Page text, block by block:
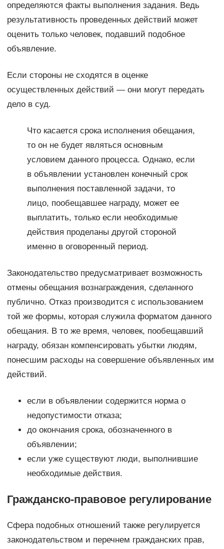
определяются факты выполнения задания. Ведь
результативность проведенных действий может
оценить только человек, подавший подобное
объявление.
Если стороны не сходятся в оценке
осуществленных действий — они могут передать
дело в суд.
Что касается срока исполнения обещания,
то он не будет являться основным
условием данного процесса. Однако, если
в объявлении установлен конечный срок
выполнения поставленной задачи, то
лицо, пообещавшее награду, может ее
выплатить, только если необходимые
действия проделаны другой стороной
именно в оговоренный период.
Законодательство предусматривает возможность
отмены обещания вознаграждения, сделанного
публично. Отказ производится с использованием
той же формы, которая служила форматом данного
обещания. В то же время, человек, пообещавший
награду, обязан компенсировать убытки людям,
понесшим расходы на совершение объявленных им
действий.
если в объявлении содержится норма о
недопустимости отказа;
до окончания срока, обозначенного в
объявлении;
если уже существуют люди, выполнившие
необходимые действия.
Гражданско-правовое регулирование
Сфера подобных отношений также регулируется
законодательством и перечнем гражданских прав,